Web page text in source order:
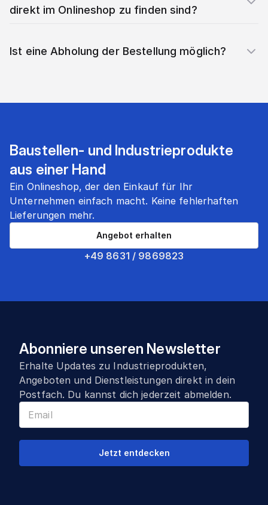
direkt im Onlineshop zu finden sind?
Ist eine Abholung der Bestellung möglich?
Baustellen- und Industrieprodukte
aus einer Hand
Ein Onlineshop, der den Einkauf für Ihr
Unternehmen einfach macht. Keine fehlerhaften
Lieferungen mehr.
+49 8631 / 9869823
Angebot erhalten
Abonniere unseren Newsletter
Erhalte Updates zu Industrieprodukten,
Angeboten und Dienstleistungen direkt in dein
Postfach. Du kannst dich jederzeit abmelden.
Jetzt entdecken